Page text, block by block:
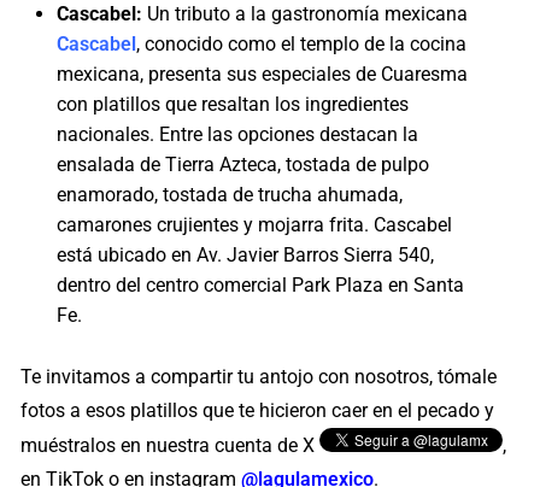
Cascabel: Un tributo a la gastronomía mexicana
Cascabel, conocido como el templo de la cocina
mexicana, presenta sus especiales de Cuaresma
con platillos que resaltan los ingredientes
nacionales. Entre las opciones destacan la
ensalada de Tierra Azteca, tostada de pulpo
enamorado, tostada de trucha ahumada,
camarones crujientes y mojarra frita. Cascabel
está ubicado en Av. Javier Barros Sierra 540,
dentro del centro comercial Park Plaza en Santa
Fe.
Te invitamos a compartir tu antojo con nosotros, tómale
fotos a esos platillos que te hicieron caer en el pecado y
muéstralos en nuestra cuenta de X
,
en TikTok o en instagram@lagulamexico.